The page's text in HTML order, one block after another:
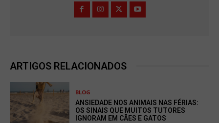
ARTIGOS RELACIONADOS
BLOG
ANSIEDADE NOS ANIMAIS NAS FÉRIAS:
OS SINAIS QUE MUITOS TUTORES
IGNORAM EM CÃES E GATOS